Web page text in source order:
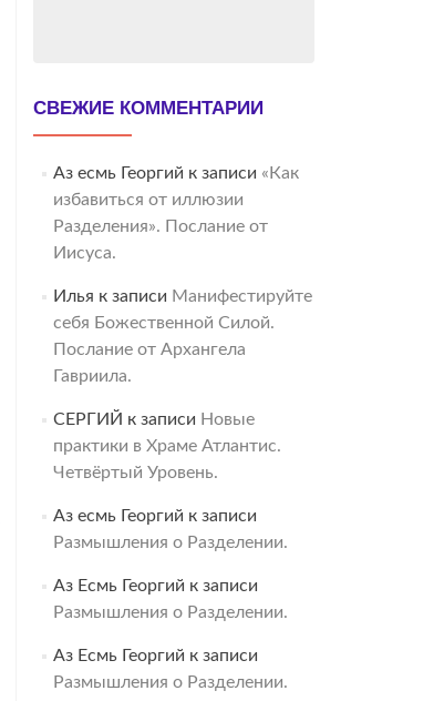
СВЕЖИЕ КОММЕНТАРИИ
Аз есмь Георгий к записи «Как
избавиться от иллюзии
Разделения». Послание от
Иисуса.
Илья к записи Манифестируйте
себя Божественной Силой.
Послание от Архангела
Гавриила.
СЕРГИЙ к записи Новые
практики в Храме Атлантис.
Четвёртый Уровень.
Аз есмь Георгий к записи
Размышления о Разделении.
Аз Есмь Георгий к записи
Размышления о Разделении.
Аз Есмь Георгий к записи
Размышления о Разделении.